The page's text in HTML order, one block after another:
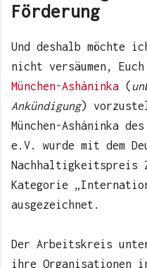
Förderung
Und deshalb möchte
nicht versäumen,
München-Asháninka (
Ankündigung)
München-Asháninka
e.V. wurde mit dem
Nachhaltigkeitspreis
Kategorie
ausgezeichnet.
Der Arbeitskreis
ihre Organisationen